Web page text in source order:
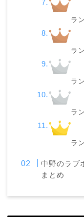
ラ
ラ
ラ
ラ
ラ
中野のラブ
まとめ